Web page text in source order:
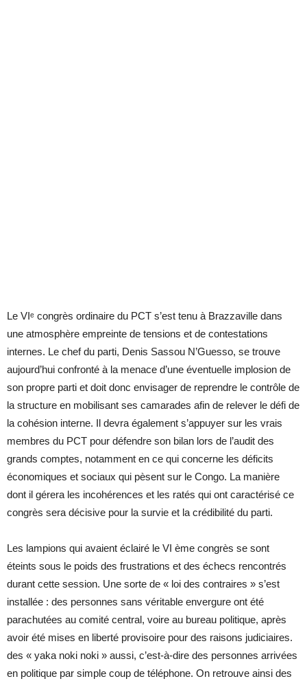
Le VIᵉ congrès ordinaire du PCT s’est tenu à Brazzaville dans
une atmosphère empreinte de tensions et de contestations
internes. Le chef du parti, Denis Sassou N’Guesso, se trouve
aujourd’hui confronté à la menace d’une éventuelle implosion de
son propre parti et doit donc envisager de reprendre le contrôle de
la structure en mobilisant ses camarades afin de relever le défi de
la cohésion interne. Il devra également s’appuyer sur les vrais
membres du PCT pour défendre son bilan lors de l’audit des
grands comptes, notamment en ce qui concerne les déficits
économiques et sociaux qui pèsent sur le Congo. La manière
dont il gérera les incohérences et les ratés qui ont caractérisé ce
congrès sera décisive pour la survie et la crédibilité du parti.
Les lampions qui avaient éclairé le VI ème congrès se sont
éteints sous le poids des frustrations et des échecs rencontrés
durant cette session. Une sorte de « loi des contraires » s’est
installée : des personnes sans véritable envergure ont été
parachutées au comité central, voire au bureau politique, après
avoir été mises en liberté provisoire pour des raisons judiciaires.
des « yaka noki noki » aussi, c’est-à-dire des personnes arrivées
en politique par simple coup de téléphone. On retrouve ainsi des